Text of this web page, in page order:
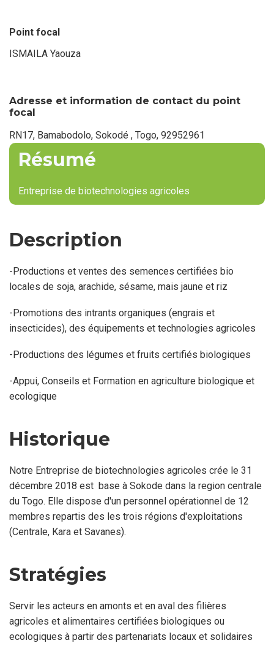
Point focal
Nom
focal
ISMAILA Yaouza
Adresse et information de contact du point
focal
RN17, Bamabodolo, Sokodé , Togo, 92952961
Résumé
Entreprise de biotechnologies agricoles
Description
-Productions et ventes des semences certifiées bio
locales de soja, arachide, sésame, mais jaune et riz
-Promotions des intrants organiques (engrais et
insecticides), des équipements et technologies agricoles
-Productions des légumes et fruits certifiés biologiques
-Appui, Conseils et Formation en agriculture biologique et
ecologique
Historique
Notre Entreprise de biotechnologies agricoles crée le 31
décembre 2018 est base à Sokode dans la region centrale
du Togo. Elle dispose d'un personnel opérationnel de 12
membres repartis des les trois régions d'exploitations
(Centrale, Kara et Savanes).
Stratégies
Servir les acteurs en amonts et en aval des filières
agricoles et alimentaires certifiées biologiques ou
ecologiques à partir des partenariats locaux et solidaires